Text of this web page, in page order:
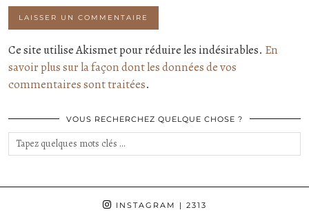
Ce site utilise Akismet pour réduire les indésirables. En
savoir plus sur la façon dont les données de vos
commentaires sont traitées.
VOUS RECHERCHEZ QUELQUE CHOSE ?
INSTAGRAM | 2313